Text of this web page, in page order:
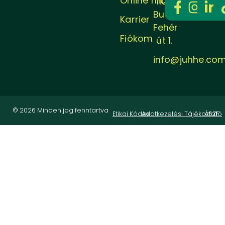
Karrier
Fiókom
Budapest,
Fehér
út 1.
© 2026 Minden jog fenntartva Etikai KódexAdatkezelési Tájékoztató
ÁSZF